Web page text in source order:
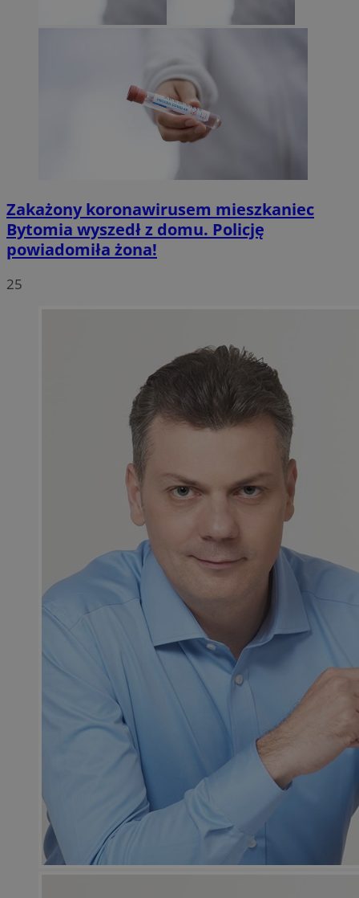
Zakażony koronawirusem mieszkaniec
Bytomia wyszedł z domu. Policję
powiadomiła żona!
25